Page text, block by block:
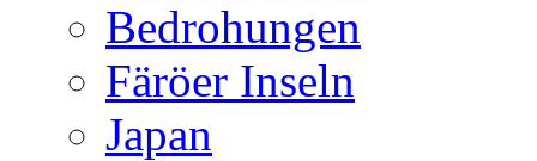
Bedrohungen
Färöer Inseln
Japan